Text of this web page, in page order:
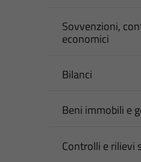
Sovvenzioni,
economici
Bilanci
Beni immobili e
Controlli e rilievi